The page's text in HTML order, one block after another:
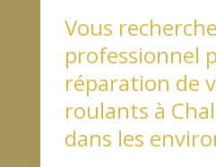
Vous
professionnel
réparation de
roulants à
dans les